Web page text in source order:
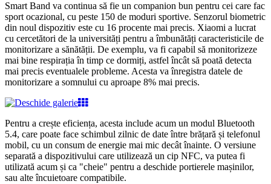
Smart Band va continua să fie un companion bun pentru cei care fac
sport ocazional, cu peste 150 de moduri sportive. Senzorul biometric
din noul dispozitiv este cu 16 procente mai precis. Xiaomi a lucrat
cu cercetători de la universități pentru a îmbunătăți caracteristicile de
monitorizare a sănătății. De exemplu, va fi capabil să monitorizeze
mai bine respirația în timp ce dormiți, astfel încât să poată detecta
mai precis eventualele probleme. Acesta va înregistra datele de
monitorizare a somnului cu aproape 8% mai precis.
Pentru a crește eficiența, acesta include acum un modul Bluetooth
5.4, care poate face schimbul zilnic de date între brățară și telefonul
mobil, cu un consum de energie mai mic decât înainte. O versiune
separată a dispozitivului care utilizează un cip NFC, va putea fi
utilizată acum și ca "cheie" pentru a deschide portierele mașinilor,
sau alte încuietoare compatibile.